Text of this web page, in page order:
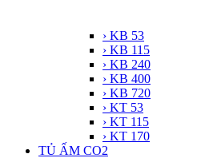
› KB 53
› KB 115
› KB 240
› KB 400
› KB 720
› KT 53
› KT 115
› KT 170
TỦ ẤM CO2